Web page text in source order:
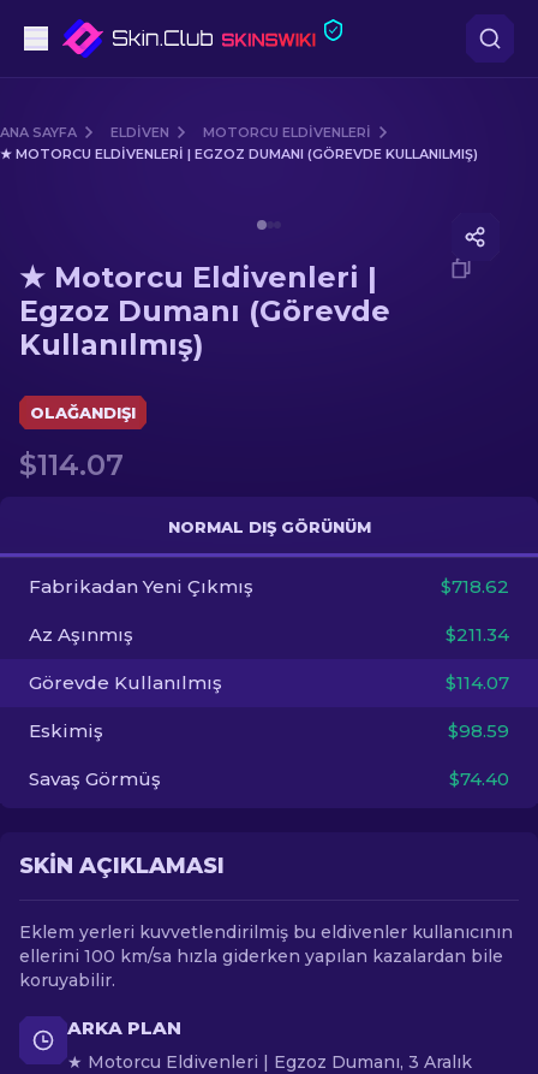
Orta seviye
Dürbünlü Tüfek
Bıçaklar
Eldiven
Kasalar
TR
ANA SAYFA ELDIVEN
MOTORCU ELDIVENLERI
★ MOTORCU ELDIVENLERI | EGZOZ DUMANI (GÖREVDE KULLANILMIŞ)
★ Motorcu Eldivenleri |
Egzoz Dumanı (Görevde
Kullanılmış)
OLAĞANDIŞI
$114.07
NORMAL DIŞ GÖRÜNÜM
Fabrikadan Yeni Çıkmış $718.62
Az Aşınmış $211.34
Görevde Kullanılmış $114.07
Eskimiş $98.59
Savaş Görmüş $74.40
SKIN AÇIKLAMASI
Eklem yerleri kuvvetlendirilmiş bu eldivenler kullanıcının
ellerini 100 km/sa hızla giderken yapılan kazalardan bile
koruyabilir.
ARKA PLAN
★ Motorcu Eldivenleri | Egzoz Dumanı, 3 Aralık